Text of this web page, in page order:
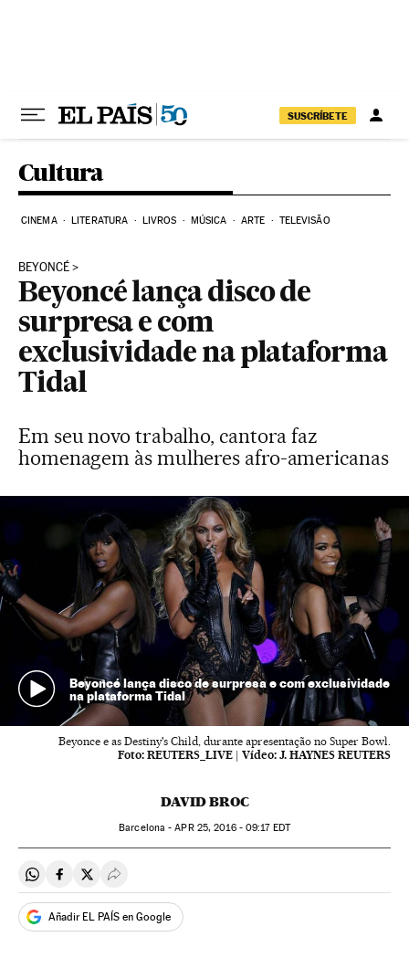
SUSCRÍBETE
Cultura
CINEMA LITERATURA LIVROS MÚSICA ARTE TELEVISÃO
BEYONCÉ
Beyoncé lança disco de
surpresa e com
exclusividade na plataforma
Tidal
Em seu novo trabalho, cantora faz
homenagem às mulheres afro-americanas
Beyoncé lança disco de surpresa e com exclusividade
na plataforma Tidal
Beyonce e as Destiny's Child, durante apresentação no Super Bowl.
Foto: REUTERS_LIVE | Vídeo: J. HAYNES REUTERS
DAVID BROC
Barcelona -APR25, 2016 - 09:17EDT
Compartir en Whatsapp
Compartir en Facebook
Compartir en Twitter
Desplegar Redes Sociales
Añadir EL PAÍS en Google